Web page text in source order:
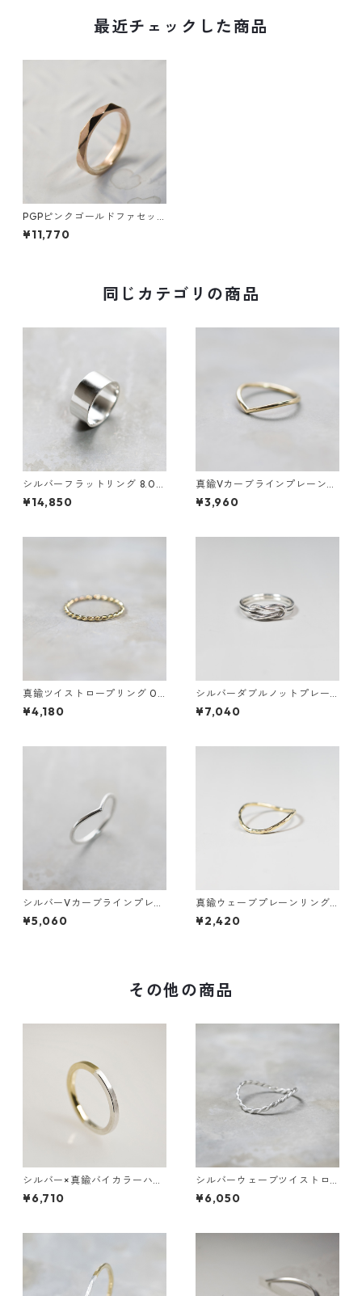
最近チェックした商品
PGPピンクゴールドファセッ
トリング 2.8mm幅 鏡面 5号～
23号｜WKS PGP FACET RING
¥11,770
同じカテゴリの商品
シルバーフラットリング 8.0m
m幅 鏡面｜FA-1186
¥14,850
真鍮Vカーブラインプレーンリ
ング 1.5mm幅 鏡面｜FA-1184
¥3,960
真鍮ツイストロープリング 0.8
mm×2 鏡面｜FA-1168
¥4,180
シルバーダブルノットプレー
ンリング 1.2mm×2 鏡面｜FA-
1158
¥7,040
シルバーVカーブラインプレー
ンリング 1.5mm幅 鏡面｜FA-1
180
¥5,060
真鍮ウェーブプレーンリング
1.2mm幅 槌目｜FA-1011
¥2,420
その他の商品
シルバー×真鍮バイカラーハー
フフラットリング 2.0mm幅
つや消し｜WKS SV×BS BI-CO
¥6,710
シルバーウェーブツイストロ
ープリング 0.8mm×2 つや消
し 3号～27号｜WKH WAVE T
¥6,050